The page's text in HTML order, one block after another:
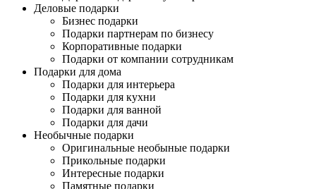
Деловые подарки
Бизнес подарки
Подарки партнерам по бизнесу
Корпоративные подарки
Подарки от компании сотрудникам
Подарки для дома
Подарки для интерьера
Подарки для кухни
Подарки для ванной
Подарки для дачи
Необычные подарки
Оригинальные необыные подарки
Прикольные подарки
Интересные подарки
Памятные подарки